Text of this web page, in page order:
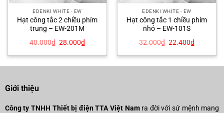
EDENKI WHITE - EW
Hạt công tắc 2 chiều phím
trung – EW-201M
40.000₫ Giá
là:
28.000₫Giá
hiện
tại
28.000₫.
EDENKI WHITE - EW
Hạt công tắc 1 chiều phím
nhỏ – EW-101S
32.000₫ Giá
là:
22.400₫Giá
hiện
tại
22.400₫.
Giới thiệu
Công ty TNHH Thiết bị điện TTA Việt Namra đời với sứ mệnh mang